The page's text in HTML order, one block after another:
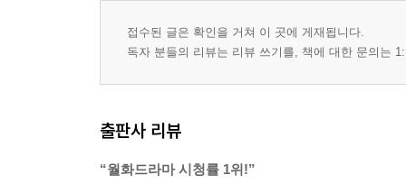
접수된 글은 확인을 거쳐 이 곳에 게재됩니다.
독자 분들의 리뷰는 리뷰 쓰기를, 책에 대한 문의는
출판사 리뷰
“월화드라마 시청률 1위!”